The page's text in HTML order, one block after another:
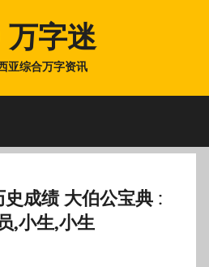
万字迷
亚综合万字资讯
成绩 大伯公宝典 :
,小生,小生